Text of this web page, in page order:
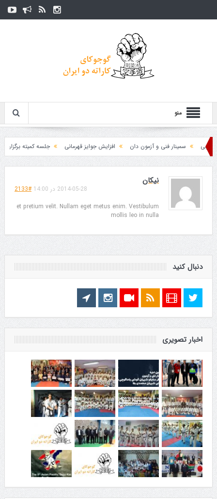
منو
سمینار فنی و آزمون دان افزایش جوایز قهرمانی جلسه کمیته برگزاری
نیکان
مدیرکل
نیکان
2014-05-28 در 14:00
#2133
et pretium velit. Nullam eget metus enim. Vestibulum
mollis leo in nulla
دنبال کنید
اخبار تصویری